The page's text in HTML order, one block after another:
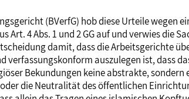
(BVerfG) hob diese Urteile wegen
Art. 4 Abs. 1 und 2 GG auf und verwies die
damit, dass die Arbeitsgerichte
verfassungskonform auszulegen ist, dass
Bekundungen keine abstrakte,
die Neutralität des öffentlichen